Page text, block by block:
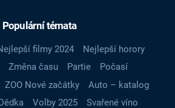
Populární témata
filmy 2024
Nejlepší horory
Změna času Partie
Počasí
ZOO Nové začátky
Auto – katalog
Volby 2025
Svařené víno